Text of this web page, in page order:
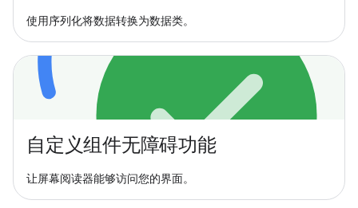
使用序列化将数据转换为数据类。
自定义组件无障碍功能
让屏幕阅读器能够访问您的界面。